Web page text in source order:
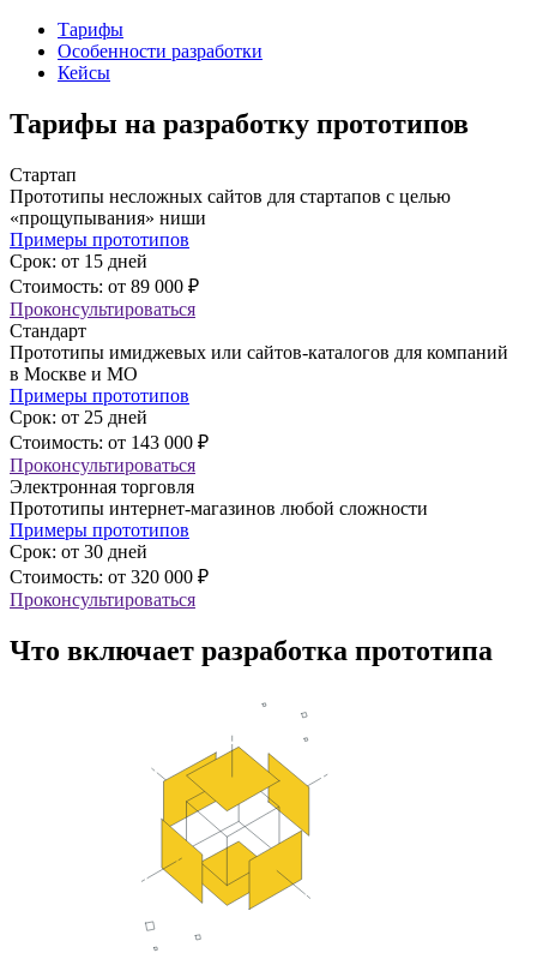
Тарифы
Особенности разработки
Кейсы
Тарифы на разработку прототипов
Стартап
Прототипы несложных сайтов для стартапов с целью
«прощупывания» ниши
Примеры прототипов
Срок: от 15 дней
Стоимость: от 89 000 ₽
Проконсультироваться
Стандарт
Прототипы имиджевых или сайтов-каталогов для компаний
в Москве и МО
Примеры прототипов
Срок: от 25 дней
Стоимость: от 143 000 ₽
Проконсультироваться
Электронная торговля
Прототипы интернет-магазинов любой сложности
Примеры прототипов
Срок: от 30 дней
Стоимость: от 320 000 ₽
Проконсультироваться
Что включает разработка прототипа